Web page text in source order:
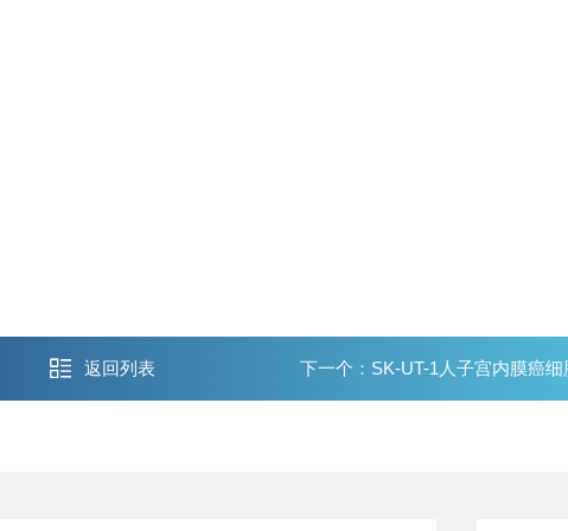
返回列表 下一个： SK-UT-1人子宫内膜癌细